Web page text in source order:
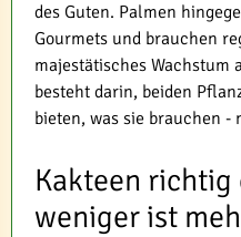
des Guten. Palmen
Gourmets und brauchen
majestätisches
besteht darin, beiden
bieten, was sie brauchen
Kakteen richtig
weniger ist